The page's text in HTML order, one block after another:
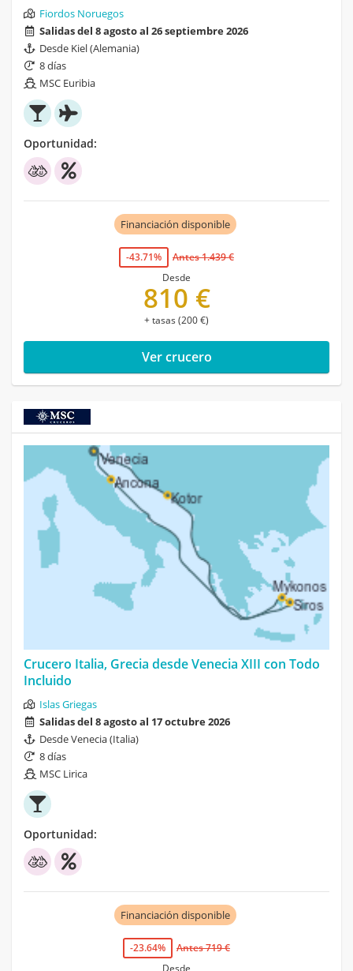
Fiordos Noruegos
Salidas del 8 agosto al 26 septiembre 2026
Desde Kiel (Alemania)
8 días
MSC Euribia
Oportunidad:
Financiación disponible
-43.71%
Antes 1.439 €
Desde
810 €
+ tasas (200 €)
Ver crucero
Crucero Italia, Grecia desde Venecia XIII con Todo
Incluido
Islas Griegas
Salidas del 8 agosto al 17 octubre 2026
Desde Venecia (Italia)
8 días
MSC Lirica
Oportunidad:
Financiación disponible
-23.64%
Antes 719 €
Desde